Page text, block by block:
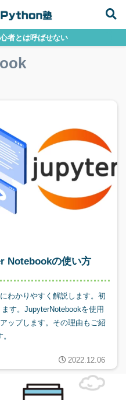
者とは呼ばせない
Notebookの使い方
わかりやすく解説します。初
す。JupyterNotebookを使用
ップします。その理由もご紹
2022.12.06